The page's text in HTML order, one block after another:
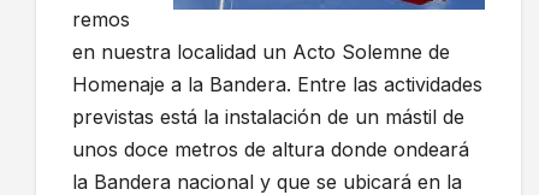
remos
en nuestra localidad un Acto Solemne de
Homenaje a la Bandera. Entre las actividades
previstas está la instalación de un mástil de
unos doce metros de altura donde ondeará
la Bandera nacional y que se ubicará en la